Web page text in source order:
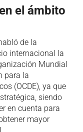
el ámbito
de la
internacional la
Mundial
para la
(OCDE), ya que
siendo
en cuenta para
mayor